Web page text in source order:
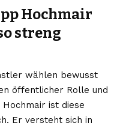
Hochmair
streng
wählen bewusst
öffentlicher Rolle und
ist diese
Er versteht sich in